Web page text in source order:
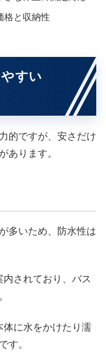
格と収納性
すい
的ですが、安さだけ
あります。
多いため、防水性は
されており、バス
体に水をかけたり濡
す。